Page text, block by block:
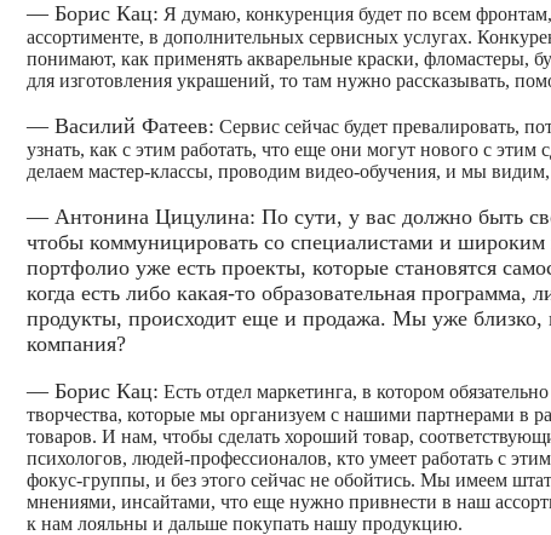
— Борис Кац: Я думаю, конкуренция будет по всем
ассортименте, в дополнительных сервисных услугах.
понимают, как применять акварельные краски, фломастеры,
для изготовления украшений, то там нужно рассказывать,
— Василий Фатеев: Сервис сейчас будет превалировать,
узнать, как с этим работать, что еще они могут нового с
делаем мастер-классы, проводим видео-обучения, и мы видим,
— Антонина Цицулина: По сути, у вас должно быть
чтобы коммуницировать со специалистами и
портфолио уже есть проекты, которые становятся
когда есть либо какая-то образовательная
продукты, происходит еще и продажа. Мы уже близко,
компания?
— Борис Кац: Есть отдел маркетинга, в котором
творчества, которые мы организуем с нашими партнерами в
товаров. И нам, чтобы сделать хороший товар,
психологов, людей-профессионалов, кто умеет работать с
фокус-группы, и без этого сейчас не обойтись. Мы имеем
мнениями, инсайтами, что еще нужно привнести в наш
к нам лояльны и дальше покупать нашу продукцию.